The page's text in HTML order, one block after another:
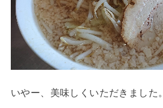
いやー、美味しくいただきました。